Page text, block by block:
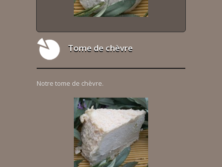
Tome de chèvre
Notre tome de chèvre.